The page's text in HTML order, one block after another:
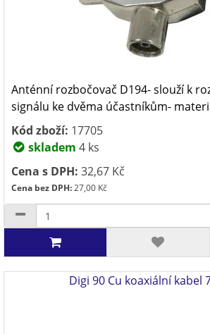
Anténní rozbočovač D194- slouží k
signálu ke dvěma účastníkům-
Kód zboží: 17705
skladem 4 ks
Cena s DPH: 32,67 Kč
Cena bez DPH:27,00 Kč
Digi 90 Cu koaxiální kabel